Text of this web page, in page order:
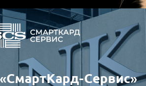
Сервис»